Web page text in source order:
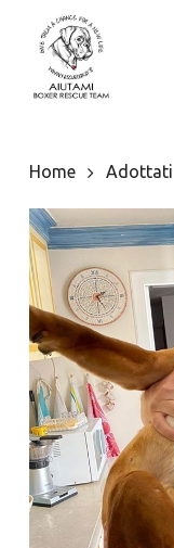
content
Home Adottati